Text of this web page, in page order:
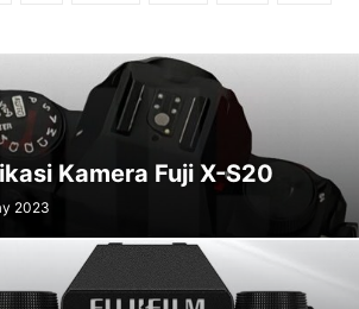
SONY
Kamera Fuji X-S20
2023